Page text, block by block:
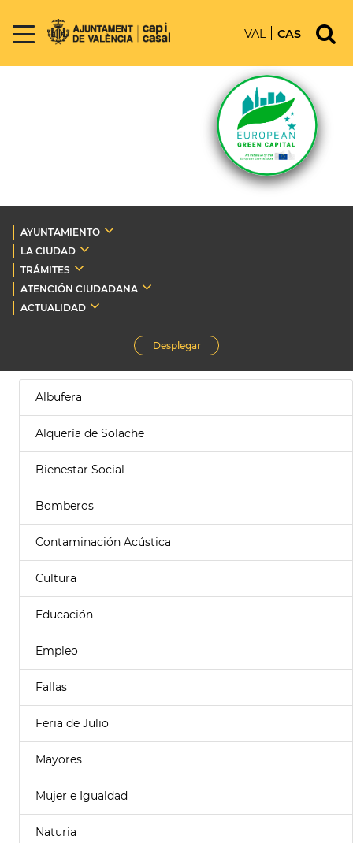
VAL CAS
AYUNTAMIENTO
LA CIUDAD
TRÁMITES
ATENCIÓN CIUDADANA
ACTUALIDAD
Desplegar
Albufera
Alquería de Solache
Bienestar Social
Bomberos
Contaminación Acústica
Cultura
Educación
Empleo
Fallas
Feria de Julio
Mayores
Mujer e Igualdad
Naturia